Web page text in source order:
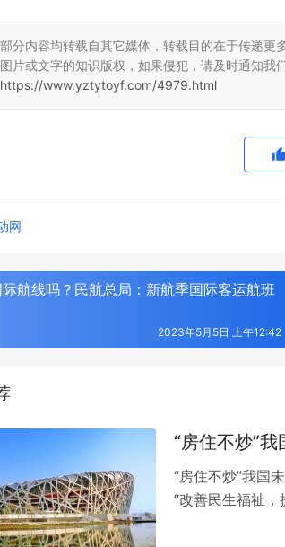
分内容均转载自其它媒体，转载目的在于传递
片或文字的知识版权，如果侵犯，请及时通知
https://www.yztytoyf.com/4979.html
网
航线吗？民航总局：新航季国际客运航班
2023年5月5日 上午12:42
“房住不炒”
“房住不炒”我国
“改善民生福祉
化与先进复合材